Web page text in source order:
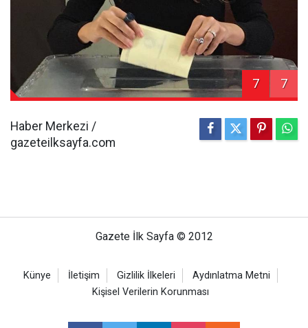
7 7
Haber Merkezi /
gazeteilksayfa.com
Gazete İlk Sayfa © 2012
Künye İletişim Gizlilik İlkeleri
Aydınlatma Metni
Kişisel Verilerin Korunması